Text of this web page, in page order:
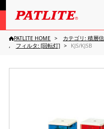
PATLITE HOME
カテゴリ: 積層
フィルタ: [回転灯]
KJS/KJSB